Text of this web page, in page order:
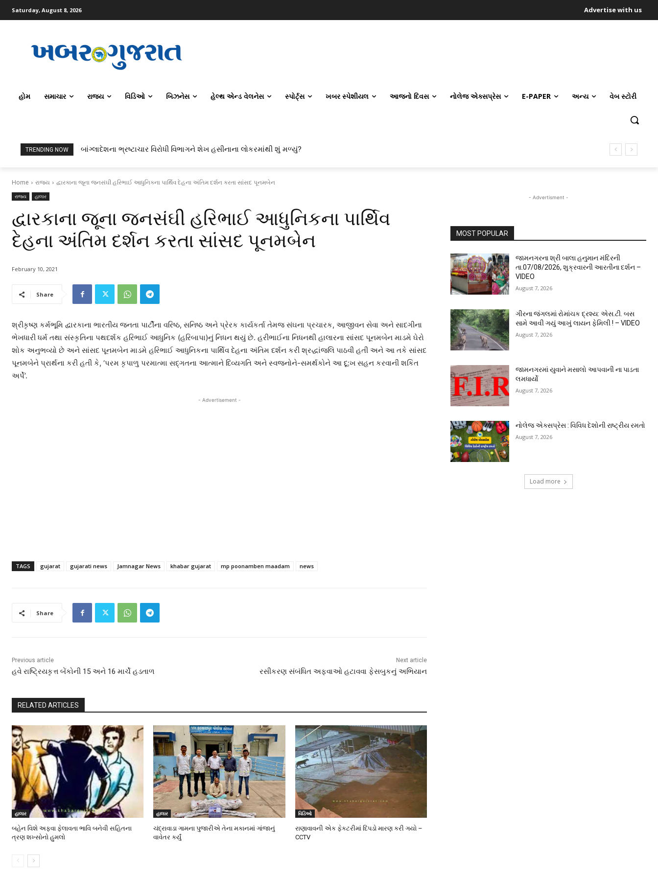
Saturday, August 8, 2026 Advertise with us
હોમ સમાચાર રાજ્ય વિડિઓ બિઝનેસ હેલ્થ એન્ડ વેલનેસ સ્પોર્ટ્સ ખબર સ્પેશીયલ આજનો દિવસ નોલેજ એક્સપ્રેસ E-PAPER અન્ય વેબ સ્ટોરી
TRENDING NOW બાંગ્લાદેશના ભ્રષ્ટાચાર વિરોધી વિભાગને શેખ હસીનાના લોકરમાંથી શું મળ્યું?
Home રાજ્ય દ્વારકાના જૂના જનસંઘી હરિભાઈ આધુનિકના પાર્થિવ દેહના અંતિમ દર્શન કરતા સાંસદ પૂનમબેન
રાજ્ય હાલાર
દ્વારકાના જૂના જનસંઘી હરિભાઈ આધુનિકના પાર્થિવ
દેહના અંતિમ દર્શન કરતા સાંસદ પૂનમબેન
February 10, 2021
Share
શ્રીકૃષ્ણ કર્મભૂમિ દ્વારકાના ભારતીય જનતા પાર્ટીના વરિષ્ઠ, સનિષ્ઠ અને પ્રેરક કાર્યકર્તા તેમજ સંઘના પ્રચારક, આજીવન સેવા અને સાદગીના
ભેખધારી ધર્મ તથા સંસ્કૃતિના પથદર્શક હરિભાઈ આધુનિક (હરિબાપા)નું નિધન થયું છે. હરીભાઈના નિધનથી હાલારના સાંસદ પૂનમબેન માડમે ઘેરો
શોક અનુભવ્યો છે અને સાંસદ પૂનમબેન માડમે હરિભાઈ આધુનિકના પાર્થિવ દેહના અંતિમ દર્શન કરી શ્રદ્ધાંજલિ પાઠવી હતી અને આ તકે સાંસદ
પૂનમબેને પ્રાર્થના કરી હતી કે, ‘પરમ કૃપાળુ પરમાત્મા સદ્ગતના આત્માને દિવ્યગતિ અને સ્વજનોને-સમર્થકોને આ દૂ:ખ સહન કરવાની શકિત
અર્પે’.
- Advertisement -
TAGS gujarat gujarati news Jamnagar News khabar gujarat mp poonamben maadam news
Share
Previous article
હવે રાષ્ટ્રિયકૃત્ત બેંકોની 15 અને 16 માર્ચે હડતાળ
Next article
રસીકરણ સંબંધિત અફવાઓ હટાવવા ફેસબુકનું અભિયાન
RELATED ARTICLES
હાલાર
બહેન વિશે અફવા ફેલાવતા ભાવિ બનેવી સહિતના
ત્રણ શખ્સોનો હુમલો
હાલાર
ચંદ્રાવાડા ગામના પુજારીએ તેના મકાનમાં ગાંજાનું
વાવેતર કર્યું
વિડિઓ
રાણાવાવની એક ફેકટરીમાં દિપડો મારણ કરી ગયો –
CCTV
- Advertisment -
MOST POPULAR
જામનગરના શ્રી બાલા હનુમાન મંદિરની
તા.07/08/2026, શુક્રવારની આરતીના દર્શન –
VIDEO
August 7, 2026
ગીરના જંગલમાં રોમાંચક દ્રશ્ય: એસ.ટી. બસ
સામે આવી ગયું આખું લાયન ફેમિલી ! – VIDEO
August 7, 2026
જામનગરમાં યુવાને મસાલો આપવાની ના પાડતા
લમધાર્યો
August 7, 2026
નોલેજ એક્સપ્રેસ : વિવિધ દેશોની રાષ્ટ્રીય રમતો
August 7, 2026
Load more